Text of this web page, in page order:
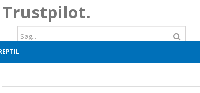
Trustpilot.